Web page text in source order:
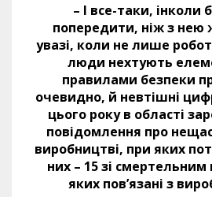
– І все-таки, інколи
попередити, ніж з
увазі, коли не лише
люди нехтують
правилами безпеки
очевидно, й невтішні
цього року в області
повідомлення про
виробництві, при яких
них – 15 зі смертельним
яких пов’язані з